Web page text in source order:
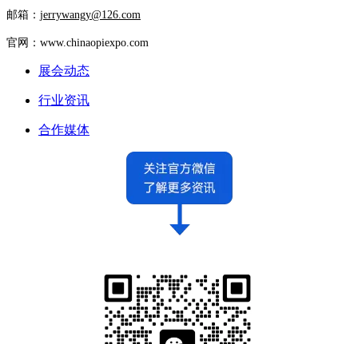
邮箱： jerrywangy@126.com
官网：www.chinaopiexpo.com
展会动态
行业资讯
合作媒体